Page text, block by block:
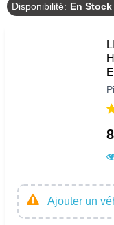
Disponibilité: En Stock
Ajouter un